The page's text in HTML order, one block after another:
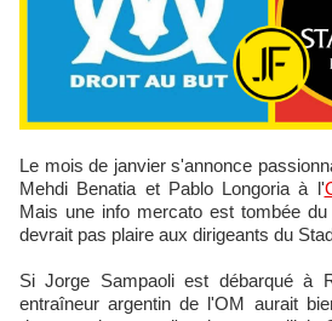
Le mois de janvier s'annonce passionnant et mouvementé pour
Mehdi Benatia et Pablo Longoria à l'
Mais une info mercato est tombée
devrait pas plaire aux dirigeants du
Si Jorge Sampaoli est débarqué à
entraîneur argentin de l'OM aurait